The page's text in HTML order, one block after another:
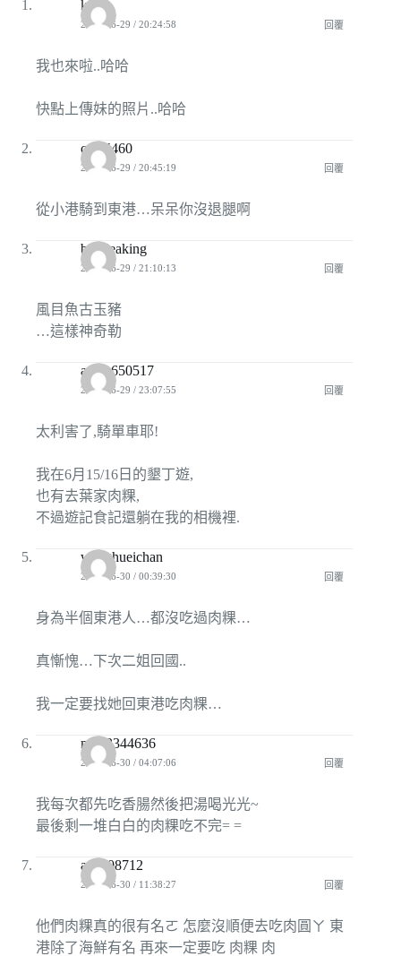
kffsz
2009-06-29 / 20:24:58 回覆
我也來啦..哈哈
快點上傳妹的照片..哈哈
ctrls5460
2009-06-29 / 20:45:19 回覆
從小港騎到東港…呆呆你沒退腿啊
bioideaking
2009-06-29 / 21:10:13 回覆
風目魚古玉豬
…這樣神奇勒
annie650517
2009-06-29 / 23:07:55 回覆
太利害了,騎單車耶!
我在6月15/16日的墾丁遊,
也有去葉家肉粿,
不過遊記食記還躺在我的相機裡.
wanghueichan
2009-06-30 / 00:39:30 回覆
身為半個東港人…都沒吃過肉粿…
真慚愧…下次二姐回國..
我一定要找她回東港吃肉粿…
mini3344636
2009-06-30 / 04:07:06 回覆
我每次都先吃香腸然後把湯喝光光~
最後剩一堆白白的肉粿吃不完= =
anna08712
2009-06-30 / 11:38:27 回覆
他們肉粿真的很有名ㄛ 怎麼沒順便去吃肉圓ㄚ 東
港除了海鮮有名 再來一定要吃 肉粿 肉